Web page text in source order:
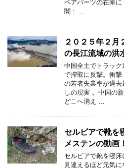
ペアパーツの在庫
闇： …
２０２５年２月
の長江流域の洪
中国全土でトラッ
で搾取に反撃。衝撃
の若者失業率が過
しの現実 。中国の
どこへ消え …
セルビアで靴を
メステンの動画！
セルビアで靴を寝
見違えるほど元気